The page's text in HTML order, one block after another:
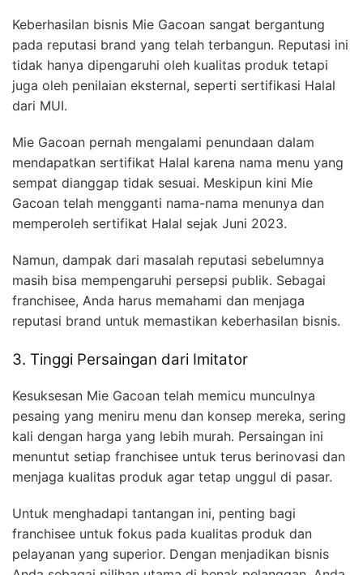
Keberhasilan bisnis Mie Gacoan sangat bergantung
pada reputasi brand yang telah terbangun. Reputasi ini
tidak hanya dipengaruhi oleh kualitas produk tetapi
juga oleh penilaian eksternal, seperti sertifikasi Halal
dari MUI.
Mie Gacoan pernah mengalami penundaan dalam
mendapatkan sertifikat Halal karena nama menu yang
sempat dianggap tidak sesuai. Meskipun kini Mie
Gacoan telah mengganti nama-nama menunya dan
memperoleh sertifikat Halal sejak Juni 2023.
Namun, dampak dari masalah reputasi sebelumnya
masih bisa mempengaruhi persepsi publik. Sebagai
franchisee, Anda harus memahami dan menjaga
reputasi brand untuk memastikan keberhasilan bisnis.
3. Tinggi Persaingan dari Imitator
Kesuksesan Mie Gacoan telah memicu munculnya
pesaing yang meniru menu dan konsep mereka, sering
kali dengan harga yang lebih murah. Persaingan ini
menuntut setiap franchisee untuk terus berinovasi dan
menjaga kualitas produk agar tetap unggul di pasar.
Untuk menghadapi tantangan ini, penting bagi
franchisee untuk fokus pada kualitas produk dan
pelayanan yang superior. Dengan menjadikan bisnis